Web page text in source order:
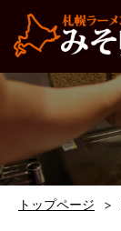
トップページ